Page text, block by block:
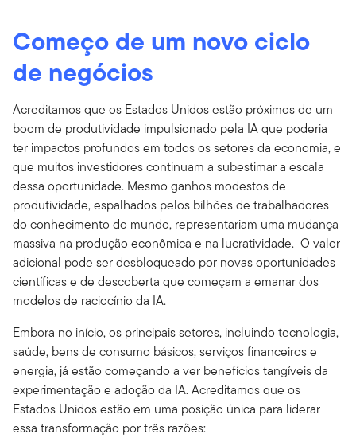
Começo de um novo ciclo
de negócios
Acreditamos que os Estados Unidos estão próximos de um
boom de produtividade impulsionado pela IA que poderia
ter impactos profundos em todos os setores da economia, e
que muitos investidores continuam a subestimar a escala
dessa oportunidade. Mesmo ganhos modestos de
produtividade, espalhados pelos bilhões de trabalhadores
do conhecimento do mundo, representariam uma mudança
massiva na produção econômica e na lucratividade. O valor
adicional pode ser desbloqueado por novas oportunidades
científicas e de descoberta que começam a emanar dos
modelos de raciocínio da IA.
Embora no início, os principais setores, incluindo tecnologia,
saúde, bens de consumo básicos, serviços financeiros e
energia, já estão começando a ver benefícios tangíveis da
experimentação e adoção da IA. Acreditamos que os
Estados Unidos estão em uma posição única para liderar
essa transformação por três razões: